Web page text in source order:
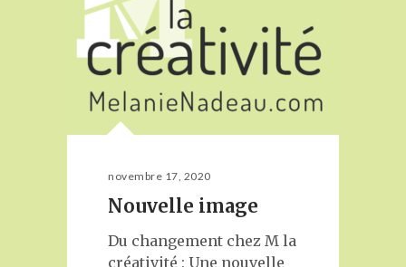
novembre 17, 2020
Nouvelle image
Du changement chez M la
créativité : Une nouvelle